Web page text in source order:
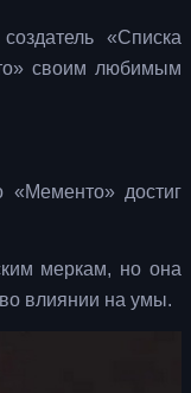
«Списка
своим любимым
«Мементо» достиг
меркам, но она
влиянии на умы.